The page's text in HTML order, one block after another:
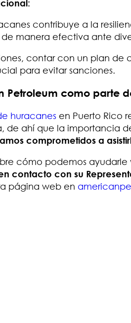
contribuye a la
manera efectiva ante
contar con un plan
para evitar sanciones.
Petroleum como parte
huracanes en Puerto Rico
de ahí que la importancia
comprometidos a
cómo podemos
contacto con su
página web en